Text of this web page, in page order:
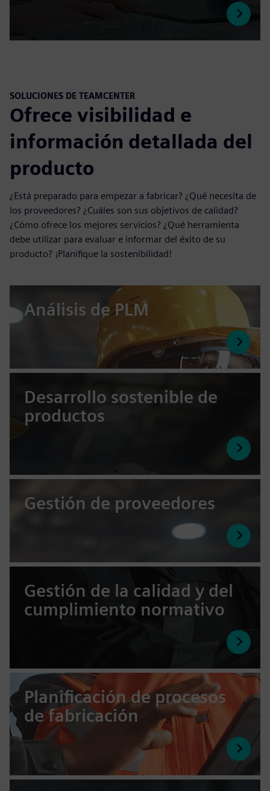
SOLUCIONES DE TEAMCENTER
Ofrece visibilidad e
información detallada del
producto
¿Está preparado para empezar a fabricar? ¿Qué necesita de
los proveedores? ¿Cuáles son sus objetivos de calidad?
¿Cómo ofrece los mejores servicios? ¿Qué herramienta
debe utilizar para evaluar e informar del éxito de su
producto? ¡Planifique la sostenibilidad!
Análisis de PLM
Desarrollo sostenible de
productos
Gestión de proveedores
Gestión de la calidad y del
cumplimiento normativo
Planificación de procesos
de fabricación